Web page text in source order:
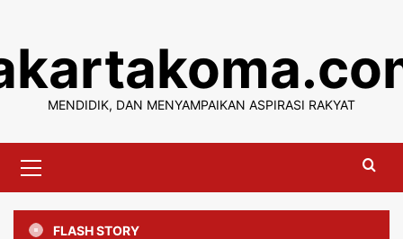
content
MENDIDIK, DAN MENYAMPAIKAN ASPIRASI RAKYAT
Menu
FLASH STORY